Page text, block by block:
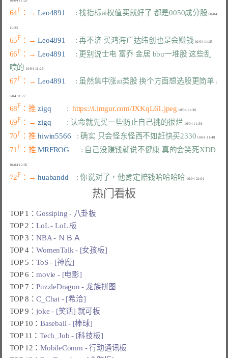
64F ：→ Leo4891 : 找指标ai权值买就好了 都是0050成分股 10/04
11:25
65F ：→ Leo4891 : 再不济 买鸿海广达纬创也是会赚钱
66F ：→ Leo4891 : 更别说士电 富乔 金居 bbu一堆股 这些乱
喷的
10/04 11:26
67F ：→ Leo4891 : 虽然集中涨ai类股 换个方面想选股更简单 1
0/04 11:27
68F ：推 zigq : https://i.imgur.com/JXKqL61.jpeg 10/04 11:36
69F ：→ zigq : 认命就先买一些防止自己挑的很烂 10/04 11:36
70F ：推 hiwin5566 : 确实 只会怪东怪西不如赶快买2330 10/04 11:48
71F ：推 MRFROG : 自己没赚钱就说不健康 真的会笑死XDD
72F ：→ huabandd : 你说对了，他肯定赔钱哈哈哈哈
热门看板
TOP 1：Gossiping - 八卦板
TOP 2：LoL - LoL 板
TOP 3：NBA - ＮＢＡ
TOP 4：WomenTalk - [女孩板]
TOP 5：ToS - [神魔]
TOP 6：movie - [电影]
TOP 7：PuzzleDragon - 龙族拼图
TOP 8：C_Chat - [希洽]
TOP 9：joke - [笑话] 就可板
TOP 10：Baseball - [棒球]
TOP 11：Tech_Job - [科技板]
TOP 12：MobileComm - 行动通讯板